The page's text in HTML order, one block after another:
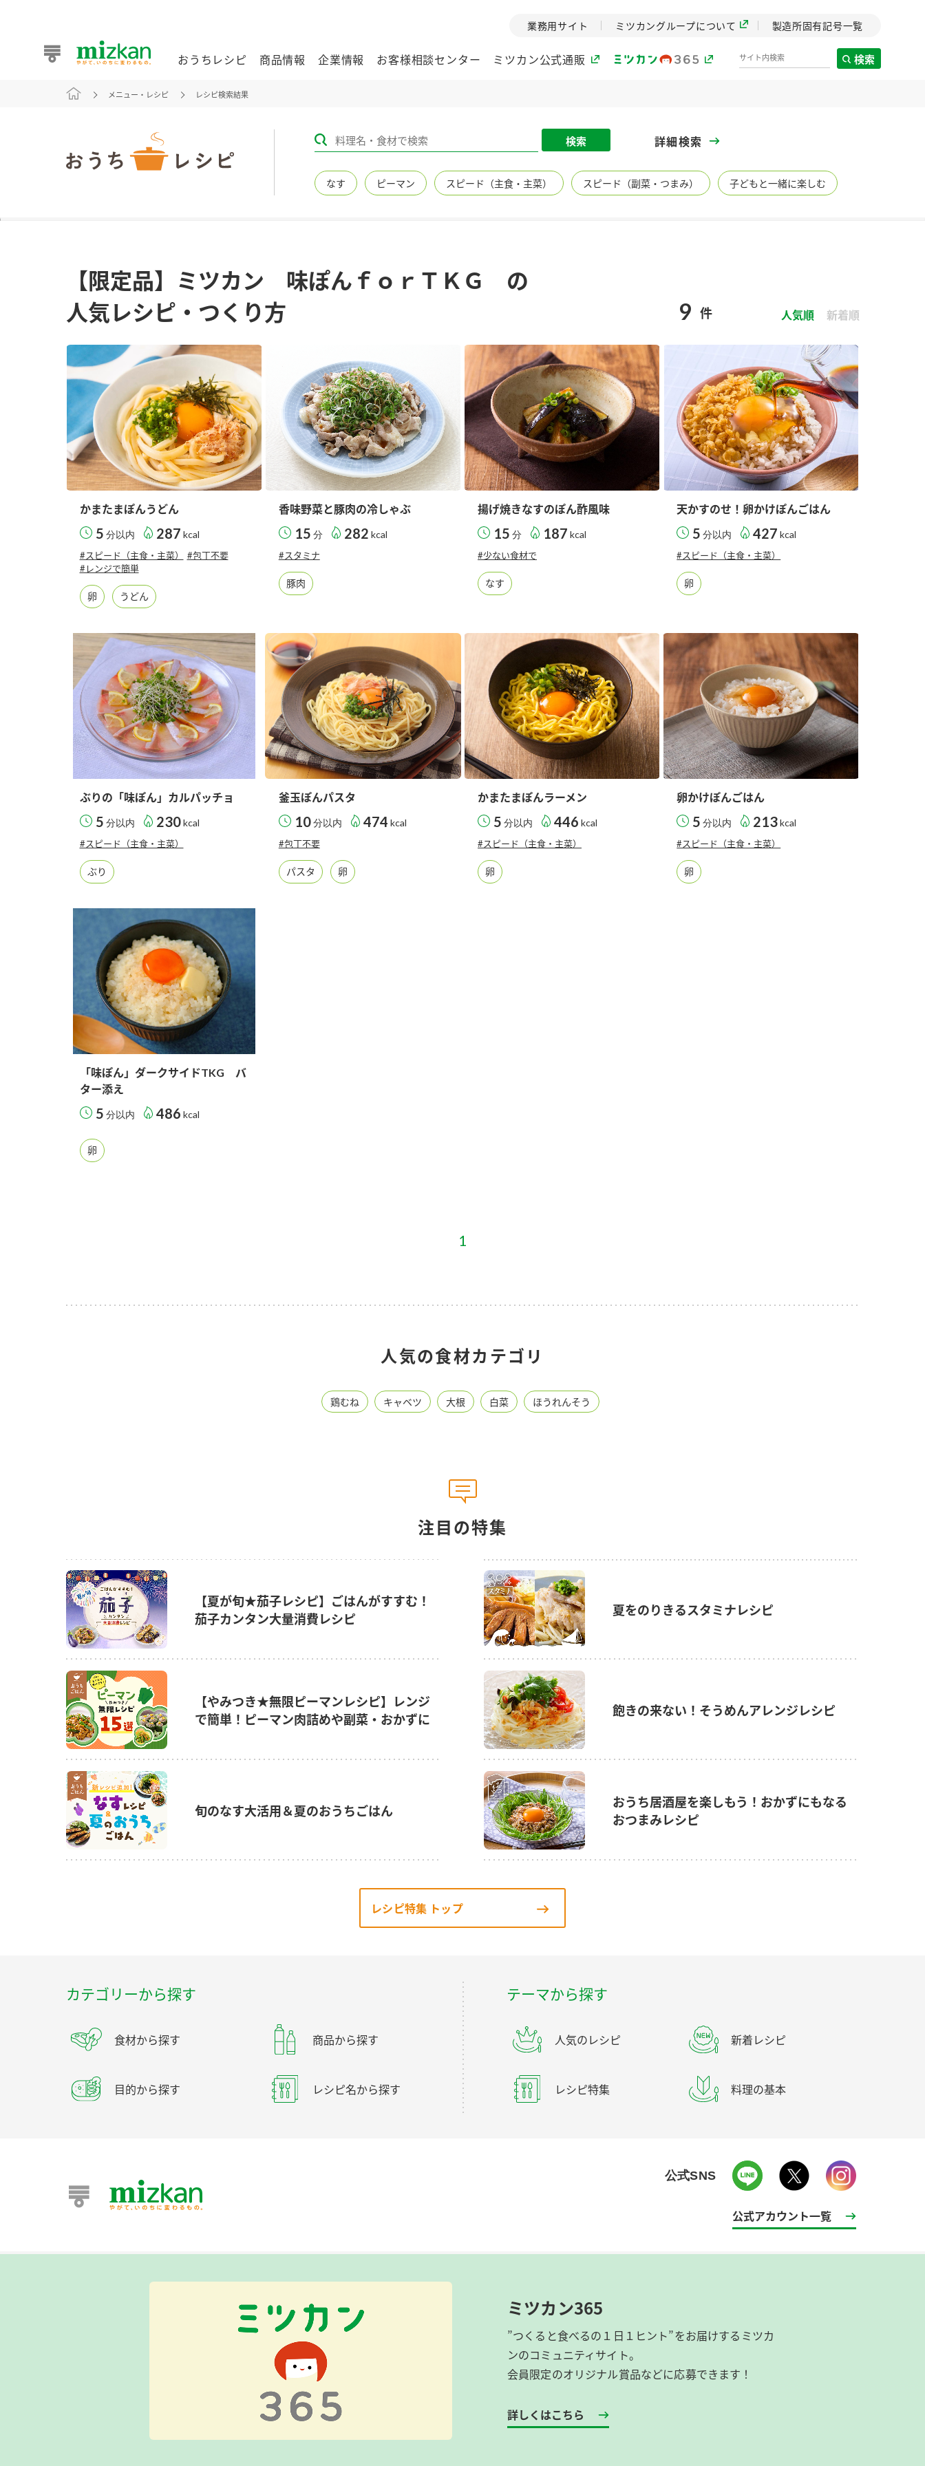
業務用サイト
おうちレシピ
おうちレシピ トップ
商品情報
酢 調味酢 お酢ドリンク ぽん酢
スープ 中華 クイック調味料 レモン果汁 ふりかけ 炊き込みご飯の素 米飯用調味液
納豆 Fibee
お酢を知ろう！ すしラボ ぽん酢サワー 納豆の豆知識 鍋奉行マニュアル ミツカンのCM
企業情報
企業理念
ミツカングループの企
ミツカンの歴史
創業から現在までのミ
ミツカンの環境への取
セプトをご紹介しま
MIM（ミツカンミュ
ージアム）
ミツカンの酢づくりの
歴史などが学べる体験
型博物館です。
各部門が大切にして
いること
「未来ビジョン宣言」
実現に向けた各部門の
取り組みをご紹介しま
す。
おいしさと健康への
取り組み
ミツカンの研究成果と
おいしさと健康に役立
つ情報をご紹介しま
す。
キッザニア東京「ぽ
ん酢工房」
楽しく学べるパビリオ
お客様相談センター ミツカン公式通販
業務用サイト ミツカングループについて 製造所固有記号一覧
検索
メニュー・レシピ レシピ検索結果
検索 詳細検索
なす ピーマン スピード（主食・主菜） スピード（副菜・つまみ） 子どもと一緒に楽しむ
【限定品】ミツカン 味ぽんｆｏｒＴＫＧ の
人気レシピ・つくり方
9 件 人気順 新着順
かまたまぽんうどん
5 分以内 287 kcal
#スピード（主食・主菜）
#包丁不要
#レンジで簡単
卵 うどん
香味野菜と豚肉の冷しゃぶ
15 分 282 kcal
#スタミナ
豚肉
揚げ焼きなすのぽん酢風味
15 分 187 kcal
#少ない食材で
なす
天かすのせ！卵かけぽんごはん
5 分以内 427 kcal
#スピード（主食・主菜）
卵
ぶりの「味ぽん」カルパッチョ
5 分以内 230 kcal
#スピード（主食・主菜）
ぶり
釜玉ぽんパスタ
10分以内 474 kcal
#包丁不要
パスタ 卵
かまたまぽんラーメン
5 分以内 446 kcal
#スピード（主食・主菜）
卵
卵かけぽんごはん
5 分以内 213kcal
#スピード（主食・主菜）
卵
「味ぽん」ダークサイドTKG バ
ター添え
5 分以内 486 kcal
卵
1
人気の食材カテゴリ
鶏むね キャベツ 大根 白菜 ほうれんそう
注目の特集
【夏が旬★茄子レシピ】ごはんがすすむ！
茄子カンタン大量消費レシピ
夏をのりきるスタミナレシピ
【やみつき★無限ピーマンレシピ】レンジ
で簡単！ピーマン肉詰めや副菜・おかずに
飽きの来ない！そうめんアレンジレシピ
旬のなす大活用＆夏のおうちごはん
おうち居酒屋を楽しもう！おかずにもなる
おつまみレシピ
レシピ特集 トップ
カテゴリーから探す
食材から探す 商品から探す
目的から探す レシピ名から探す
テーマから探す
人気のレシピ 新着レシピ
レシピ特集 料理の基本
公式SNS
公式アカウント一覧
ミツカン365
”つくると食べるの１日１ヒント”をお届けするミツカ
ンのコミュニティサイト。
会員限定のオリジナル賞品などに応募できます！
詳しくはこちら